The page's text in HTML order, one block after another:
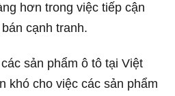
hơn trong việc tiếp cận
cạnh tranh.
sản phẩm ô tô tại Việt
khó cho việc các sản phẩm